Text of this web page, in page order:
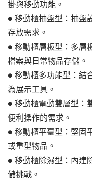
掛與移動功能。
● 移動櫃抽盤型：抽盤
存放需求。
● 移動櫃層板型：多層
檔案與日常物品存儲。
● 移動櫃多功能型：結
為展示工具。
● 移動櫃電動雙層型：
便利操作的需求。
● 移動櫃平臺型：堅固
或重型物品。
● 移動櫃除濕型：內建
儲挑戰。